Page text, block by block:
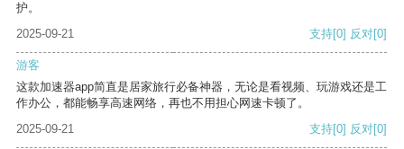
护。
2025-09-21
支持[0] 反对[0]
游客
这款加速器app简直是居家旅行必备神器，无论是看视频、玩游戏还是工
作办公，都能畅享高速网络，再也不用担心网速卡顿了。
2025-09-21
支持[0] 反对[0]